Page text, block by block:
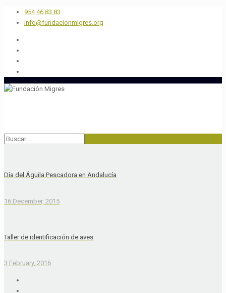
954 46 83 83
info@fundacionmigres.org
Día del Águila Pescadora en Andalucía
16 December, 2015
Taller de identificación de aves
3 February, 2016